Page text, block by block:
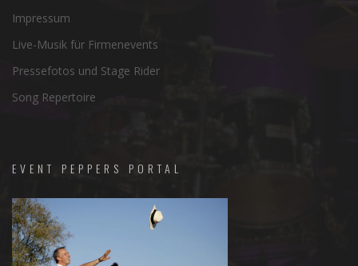
Impressum
Live-Musik für Firmenevents
Pressefotos und Stage Rider
Song Repertoire
EVENT PEPPERS PORTAL